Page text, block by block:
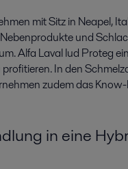
mit Sitz in Neapel,
und
Alfa Laval lud Proteg
In den
zudem das
in eine